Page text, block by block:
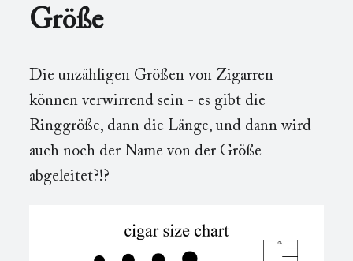
Größe
Die unzähligen Größen von Zigarren
können verwirrend sein - es gibt die
Ringgröße, dann die Länge, und dann wird
auch noch der Name von der Größe
abgeleitet?!?